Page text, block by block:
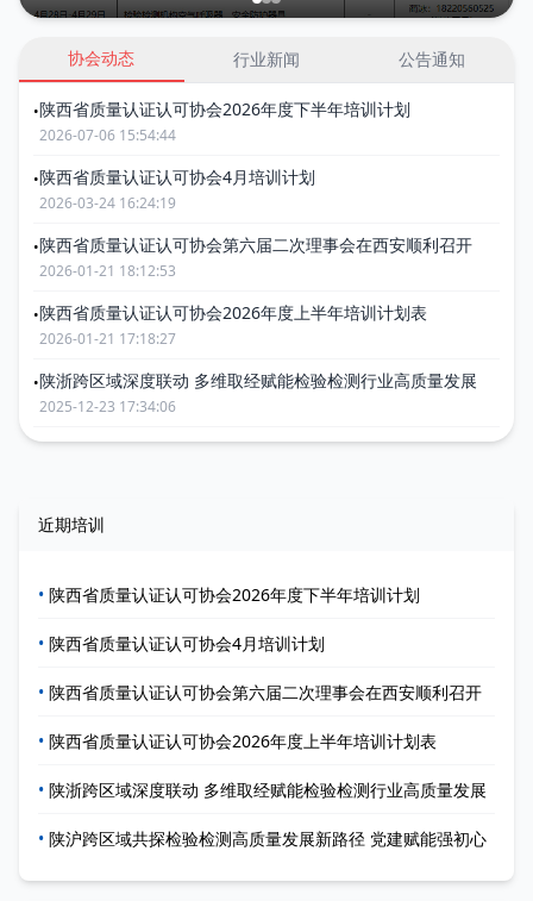
协会动态 行业新闻 公告通知
•陕西省质量认证认可协会2026年度下半年培训计划
2026-07-06 15:54:44
•陕西省质量认证认可协会4月培训计划
2026-03-24 16:24:19
•陕西省质量认证认可协会第六届二次理事会在西安顺利召开
2026-01-21 18:12:53
•陕西省质量认证认可协会2026年度上半年培训计划表
2026-01-21 17:18:27
•陕浙跨区域深度联动 多维取经赋能检验检测行业高质量发展
2025-12-23 17:34:06
近期培训
• 陕西省质量认证认可协会2026年度下半年培训计划
• 陕西省质量认证认可协会4月培训计划
• 陕西省质量认证认可协会第六届二次理事会在西安顺利召开
• 陕西省质量认证认可协会2026年度上半年培训计划表
• 陕浙跨区域深度联动 多维取经赋能检验检测行业高质量发展
• 陕沪跨区域共探检验检测高质量发展新路径 党建赋能强初心